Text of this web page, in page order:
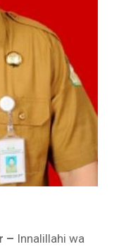
– Innalillahi wa